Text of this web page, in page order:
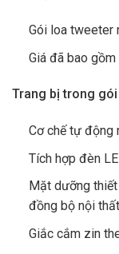
Gói loa tweeter
Giá đã bao
Trang bị trong
Cơ chế tự động
Tích hợp đèn
Mặt dưỡng
đồng bộ nội thất
Giắc cắm zin